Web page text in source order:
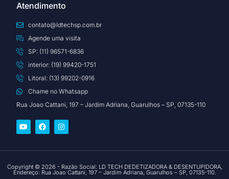
Atendimento
contato@ldtechsp.com.br
Agende uma visita
SP: (11) 96571-6836
interior: (19) 99420-1751
Litoral: (13) 99202-0916
Chame no Whatsapp
Rua Joao Cattani, 197 – Jardim Adriana, Guarulhos – SP, 07135-110
Copyright © 2026 - Razão Social: LD TECH DEDETIZADORA & DESENTUPIDORA,
Endereço: Rua Joao Cattani, 197 – Jardim Adriana, Guarulhos – SP, 07135-110.